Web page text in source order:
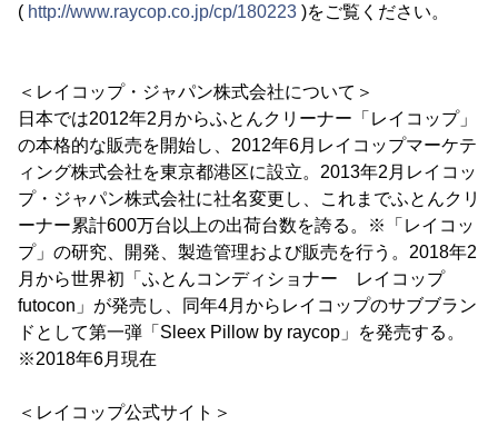
( http://www.raycop.co.jp/cp/180223 )をご覧ください。
＜レイコップ・ジャパン株式会社について＞
日本では2012年2月からふとんクリーナー「レイコップ」
の本格的な販売を開始し、2012年6月レイコップマーケテ
ィング株式会社を東京都港区に設立。2013年2月レイコッ
プ・ジャパン株式会社に社名変更し、これまでふとんクリ
ーナー累計600万台以上の出荷台数を誇る。※「レイコッ
プ」の研究、開発、製造管理および販売を行う。2018年2
月から世界初「ふとんコンディショナー レイコップ
futocon」が発売し、同年4月からレイコップのサブブラン
ドとして第一弾「Sleex Pillow by raycop」を発売する。
※2018年6月現在
＜レイコップ公式サイト＞